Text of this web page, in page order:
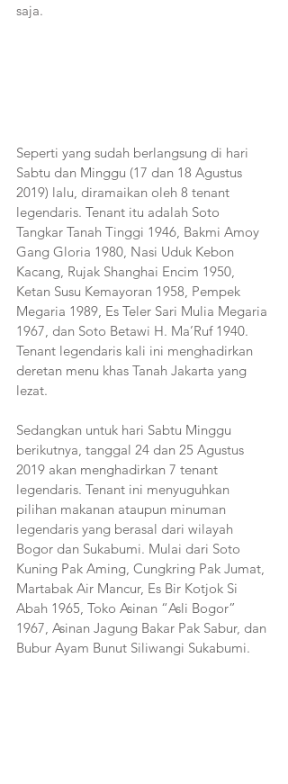
saja.
Seperti yang sudah berlangsung di hari
Sabtu dan Minggu (17 dan 18 Agustus
2019) lalu, diramaikan oleh 8 tenant
legendaris. Tenant itu adalah Soto
Tangkar Tanah Tinggi 1946, Bakmi Amoy
Gang Gloria 1980, Nasi Uduk Kebon
Kacang, Rujak Shanghai Encim 1950,
Ketan Susu Kemayoran 1958, Pempek
Megaria 1989, Es Teler Sari Mulia Megaria
1967, dan Soto Betawi H. Ma’Ruf 1940.
Tenant legendaris kali ini menghadirkan
deretan menu khas Tanah Jakarta yang
lezat.
Sedangkan untuk hari Sabtu Minggu
berikutnya, tanggal 24 dan 25 Agustus
2019 akan menghadirkan 7 tenant
legendaris. Tenant ini menyuguhkan
pilihan makanan ataupun minuman
legendaris yang berasal dari wilayah
Bogor dan Sukabumi. Mulai dari Soto
Kuning Pak Aming, Cungkring Pak Jumat,
Martabak Air Mancur, Es Bir Kotjok Si
Abah 1965, Toko Asinan “Asli Bogor”
1967, Asinan Jagung Bakar Pak Sabur, dan
Bubur Ayam Bunut Siliwangi Sukabumi.